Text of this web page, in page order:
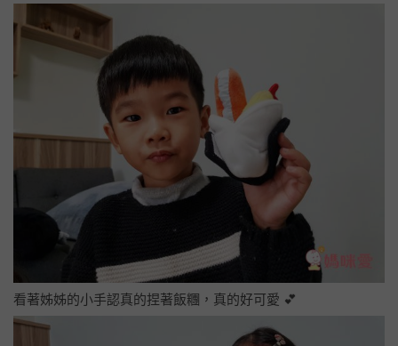
看著姊姊的小手認真的捏著飯糰，真的好可愛 💕